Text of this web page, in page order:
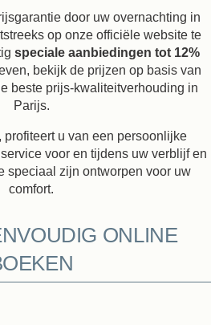
door uw overnachting in
op onze officiële website te
speciale aanbiedingen tot 12%
bekijk de prijzen op basis van
beste prijs-kwaliteitverhouding in
Parijs.
profiteert u van een persoonlijke
voor en tijdens uw verblijf en
speciaal zijn ontworpen voor uw
comfort.
ONLINE